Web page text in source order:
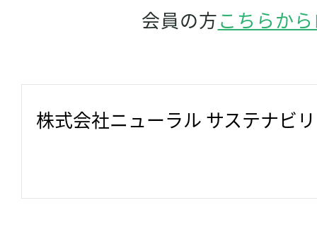
会員の方こちらか
株式会社ニューラル サステナビ